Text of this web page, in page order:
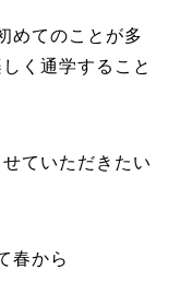
めてのことが多
く通学すること
ていただきたい
春から